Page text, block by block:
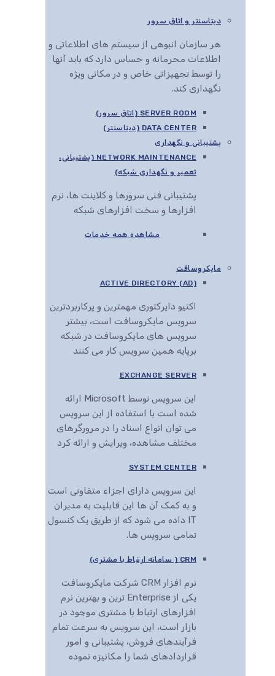
دیتاسنتر و اتاق سرور
هر سازمان انبوهی از سیستم های اطلاعاتی و
اطلاعات محرمانه و حساس دارد که باید آنها
را توسط تجهیزاتی خاص و در مکانی ویژه
نگهداری کند.
SERVER ROOM (اتاق سرور)
DATA CENTER (دیتاسنتر)
پشتیبانی و نگهداری
NETWORK MAINTENANCE (پشتیبانی،
تعمیر و نگهداری شبکه)
پشتیبانی فنی سرورها و کلاینت ها، نرم
افزارها و سخت افزارهای شبکه
مشاهده همه خدمات
مایکروسافت
ACTIVE DIRECTORY (AD)
اکتیو دایرکتوری مهمترین و پرکاربردترین
سرویس مایکروسافت است، بیشتر
سرویس های مایکروسافت در شبکه
برپایه همین سرویس کار می کنند
EXCHANGE SERVER
این سرویس توسط Microsoft ارائه
شده است با استفاده از این سرویس
می توان انواع اسناد را در مرورگرهای
مختلف مشاهده، ویرایش و ارائه کرد
SYSTEM CENTER
این سرویس دارای اجزاء متفاوتی است
و به کمک آن ها این قابلیت به مدیران
IT داده می شود که از طریق یک کنسول
تمامی سرویس ها.
CRM ( سامانه ارتباط با مشتری)
نرم افزار CRM شرکت مایکروسافت
یکی از Enterprise ترین و بهترین نرم
افزارهای ارتباط با مشتری موجود در
بازار است، این سرویس به سرعت تمام
فرآیندهای فروش، پشتیبانی و امور
قراردادهای شما را مکانیزه نموده